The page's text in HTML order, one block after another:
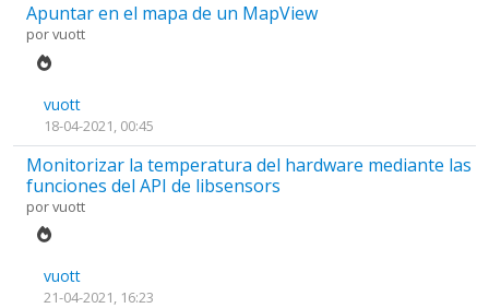
Apuntar en el mapa de un MapView
porvuott
vuott
18-04-2021, 00:45
Monitorizar la temperatura del hardware mediante las
funciones del API de libsensors
porvuott
vuott
21-04-2021, 16:23